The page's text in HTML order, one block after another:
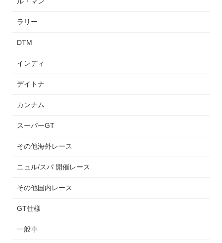
ラリー
DTM
インディ
デイトナ
カンナム
スーパーGT
その他海外レース
ニュル/スパ 開催レース
その他国内レース
GT仕様
一般車